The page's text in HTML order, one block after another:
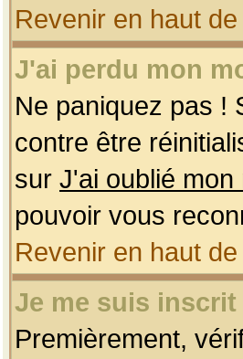
Revenir en haut
J'ai perdu mon
Ne paniquez pas !
contre être
sur J'ai oublié
pouvoir vous
Revenir en haut
Je me suis
Premièrement,